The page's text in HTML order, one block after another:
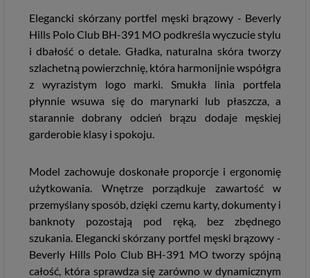
Elegancki skórzany portfel męski brązowy - Beverly
Hills Polo Club BH-391 MO podkreśla wyczucie stylu
i dbałość o detale. Gładka, naturalna skóra tworzy
szlachetną powierzchnię, która harmonijnie współgra
z wyrazistym logo marki. Smukła linia portfela
płynnie wsuwa się do marynarki lub płaszcza, a
starannie dobrany odcień brązu dodaje męskiej
garderobie klasy i spokoju.
Model zachowuje doskonałe proporcje i ergonomię
użytkowania. Wnętrze porządkuje zawartość w
przemyślany sposób, dzięki czemu karty, dokumenty i
banknoty pozostają pod ręką, bez zbędnego
szukania. Elegancki skórzany portfel męski brązowy -
Beverly Hills Polo Club BH-391 MO tworzy spójną
całość, która sprawdza się zarówno w dynamicznym